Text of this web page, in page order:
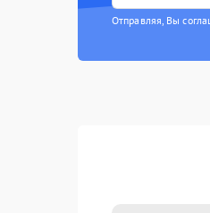
Отправляя, Вы